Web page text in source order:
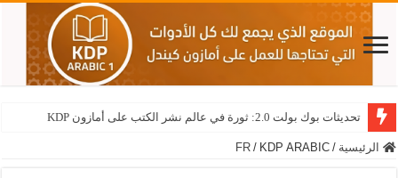
تحديثات بوك بولت 2.0: ثورة في عالم نشر الكتب على أمازون KDP
الرئيسية /
FR / KDP ARABIC